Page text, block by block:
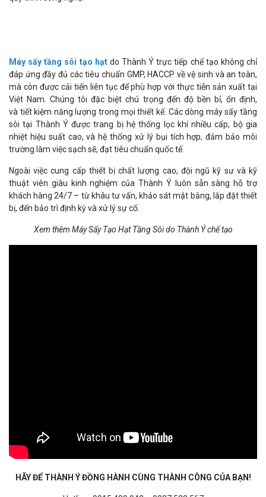
Máy sấy tầng sôi tạo hạtdo Thành Ý trực tiếp chế tạo không chỉ
đáp ứng đầy đủ các tiêu chuẩn GMP, HACCP về vệ sinh và an toàn,
mà còn được cải tiến liên tục để phù hợp với thực tiễn sản xuất tại
Việt Nam. Chúng tôi đặc biệt chú trọng đến độ bền bỉ, ổn định,
và tiết kiệm năng lượng trong mọi thiết kế. Các dòng máy sấy tầng
sôi tại Thành Ý được trang bị hệ thống lọc khí nhiều cấp, bộ gia
nhiệt hiệu suất cao, và hệ thống xử lý bụi tích hợp, đảm bảo môi
trường làm việc sạch sẽ, đạt tiêu chuẩn quốc tế.
Ngoài việc cung cấp thiết bị chất lượng cao, đội ngũ kỹ sư và kỹ
thuật viên giàu kinh nghiệm của Thành Ý luôn sẵn sàng hỗ trợ
khách hàng 24/7 – từ khâu tư vấn, khảo sát mặt bằng, lắp đặt thiết
bị, đến bảo trì định kỳ và xử lý sự cố.
Xem thêm Máy Sấy Tạo Hạt Tầng Sôi do Thành Ý chế tạo
HÃY ĐỂ THÀNH Ý ĐỒNG HÀNH CÙNG THÀNH CÔNG CỦA BẠN!